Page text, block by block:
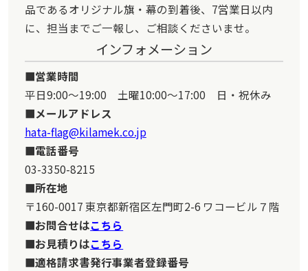
品であるオリジナル旗・幕の到着後、7営業日以内
に、担当までご一報し、ご相談くださいませ。
インフォメーション
営業時間
平日9:00～19:00 土曜10:00～17:00 日・祝休み
メールアドレス
hata-flag@kilamek.co.jp
電話番号
03-3350-8215
所在地
〒160-0017 東京都新宿区左門町2-6 ワコービル７階
お問合せはこちら
お見積りはこちら
適格請求書発行事業者登録番号